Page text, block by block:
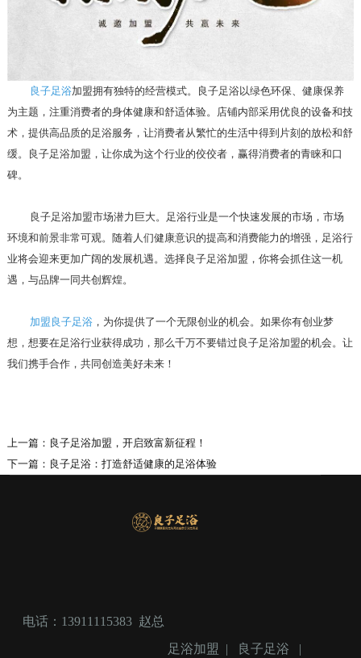
良子足浴加盟拥有独特的经营模式。良子足浴以绿色环保、健康保养
为主题，注重消费者的身体健康和舒适体验。店铺内部采用优良的设备和技
术，提供高品质的足浴服务，让消费者从繁忙的生活中得到片刻的放松和舒
缓。良子足浴加盟，让你成为这个行业的佼佼者，赢得消费者的青睐和口
碑。
良子足浴加盟市场潜力巨大。足浴行业是一个快速发展的市场，市场
环境和前景非常可观。随着人们健康意识的提高和消费能力的增强，足浴行
业将会迎来更加广阔的发展机遇。选择良子足浴加盟，你将会抓住这一机
遇，与品牌一同共创辉煌。
加盟良子足浴，为你提供了一个无限创业的机会。如果你有创业梦
想，想要在足浴行业获得成功，那么千万不要错过良子足浴加盟的机会。让
我们携手合作，共同创造美好未来！
上一篇： 良子足浴加盟，开启致富新征程！
下一篇： 良子足浴：打造舒适健康的足浴体验
电话：13911115383 赵总
足浴加盟
| 良子足浴 |